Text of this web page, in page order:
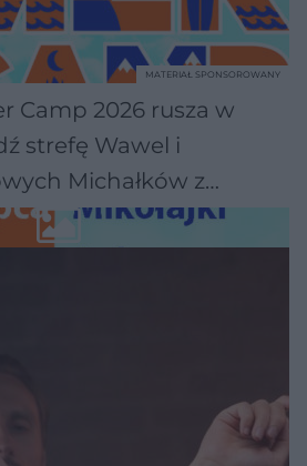
Camp 2026 rusza w
strefę Wawel i
Michałków z
MATERIAŁ SPONSOROWANY